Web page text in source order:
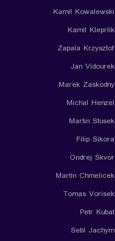
Kamil Kowalewski
Kamil Kleprlik
Zapala Krzysztof
Jan Vidourek
Marek Zaskodny
Michal Henzel
Martin Stusek
Filip Sikora
Ondrej Skvor
Martin Chmelicek
Tomas Vorisek
Petr Kubat
Sebl Jachym